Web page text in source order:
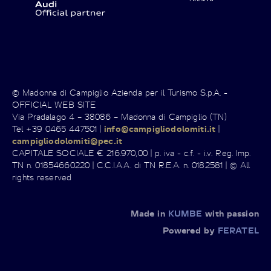
© Madonna di Campiglio Azienda per il Turismo S.p.A. -
OFFICIAL WEB SITE
Via Pradalago 4 – 38086 – Madonna di Campiglio (TN)
Tel +39 0465 447501 |info@campigliodolomiti.it |
campigliodolomiti@pec.it
CAPITALE SOCIALE € 216.970,00 | p. iva - c.f. - i.v. Reg. Imp.
TN n. 01854660220 | C.C.I.A.A. di TN R.E.A. n. 0182581 | © All
rights reserved
Made in KUMBE with passion
Powered by FERATEL